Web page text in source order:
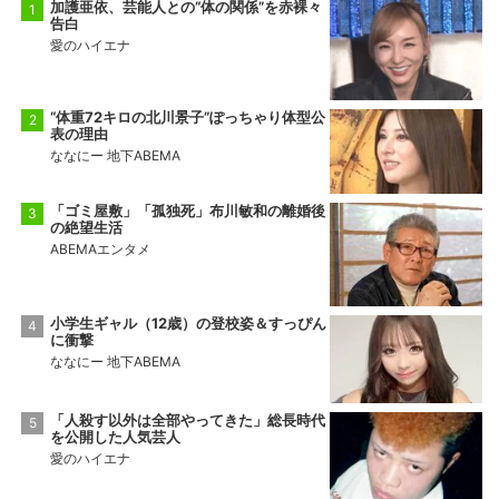
加護亜依、芸能人との“体の関係”を赤裸々
告白
愛のハイエナ
“体重72キロの北川景子”ぽっちゃり体型公
表の理由
ななにー 地下ABEMA
「ゴミ屋敷」「孤独死」布川敏和の離婚後
の絶望生活
ABEMAエンタメ
小学生ギャル（12歳）の登校姿＆すっぴん
に衝撃
ななにー 地下ABEMA
「人殺す以外は全部やってきた」総長時代
を公開した人気芸人
愛のハイエナ